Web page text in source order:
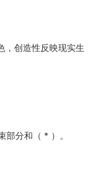
，创造性反映现实生
部分和（ * ）。